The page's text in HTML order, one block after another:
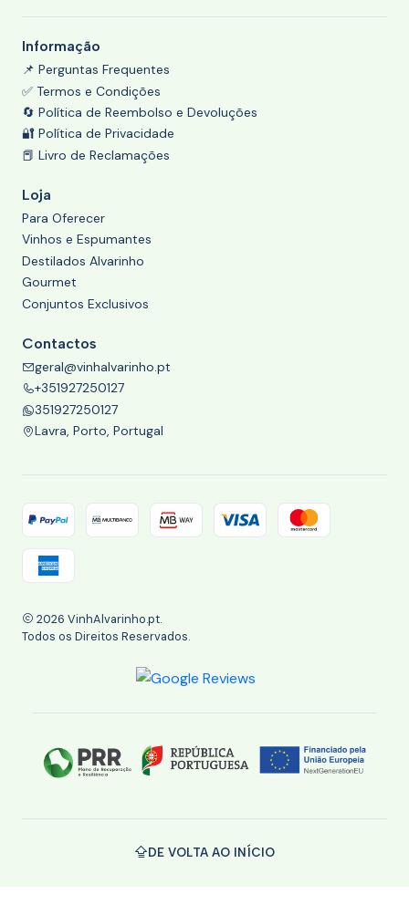
Informação
📌 Perguntas Frequentes
✅ Termos e Condições
🔄 Política de Reembolso e Devoluções
🔐 Política de Privacidade
📕 Livro de Reclamações
Loja
Para Oferecer
Vinhos e Espumantes
Destilados Alvarinho
Gourmet
Conjuntos Exclusivos
Contactos
geral@vinhalvarinho.pt
+351927250127
351927250127
Lavra, Porto, Portugal
2026 VinhAlvarinho.pt.
Todos os Direitos Reservados.
DE VOLTA AO INÍCIO